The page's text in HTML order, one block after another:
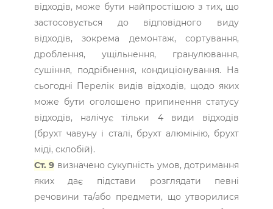
відходів, може бути найпростішою з тих, що
застосовується до відповідного виду
відходів, зокрема демонтаж, сортування,
дроб­лення, ущільнення, гранулювання,
сушіння, подрібнення, кондиціонування. На
сьогодні Перелік видів відходів, щодо яких
може бути оголошено припинення статусу
відходів, налічує тільки 4 види відходів
(брухт чавуну і сталі, брухт алюмінію, брухт
міді, склобій).
Ст. 9 визначено сукупність умов, дотримання
яких дає підстави розглядати певні
речовини та/або предмети, що утворилися